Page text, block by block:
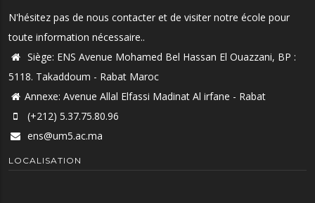
N'hésitez pas de nous contacter et de visiter notre école pour
toute information nécessaire..
Siège: ENS Avenue Mohamed Bel Hassan El Ouazzani, BP :
5118. Takaddoum - Rabat Maroc
Annexe: Avenue Allal Elfassi Madinat Al irfane - Rabat
(+212) 5.37.75.80.96
ens@um5.ac.ma
LOCALISATION